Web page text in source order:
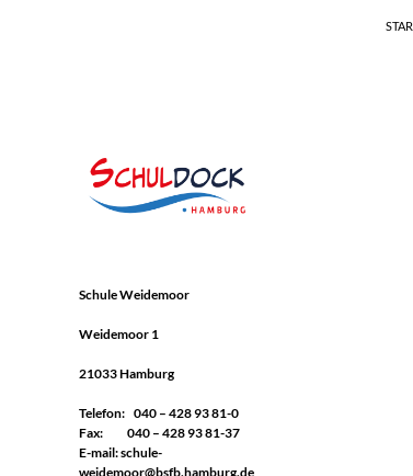
Schule Weidemoor
Weidemoor 1
21033 Hamburg
Telefon: 040 – 428 93 81-0
Fax: 040 – 428 93 81-37
E-mail:schule-
weidemoor@bsfb.hamburg.de